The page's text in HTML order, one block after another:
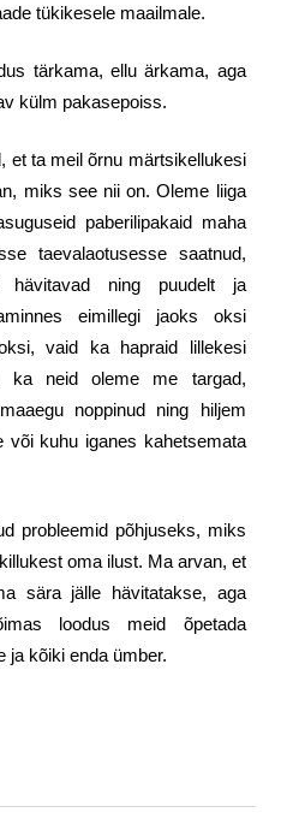
tükikesele maailmale.
tärkama, ellu ärkama, aga
külm pakasepoiss.
et ta meil õrnu märtsikellukesi
miks see nii on. Oleme liiga
paberilipakaid maha
taevalaotusesse saatnud,
hävitavad ning puudelt ja
eimillegi jaoks oksi
vaid ka hapraid lillekesi
ka neid oleme me targad,
noppinud ning hiljem
või kuhu iganes kahetsemata
probleemid põhjuseks, miks
oma ilust. Ma arvan, et
sära jälle hävitatakse, aga
loodus meid õpetada
ja kõiki enda ümber.